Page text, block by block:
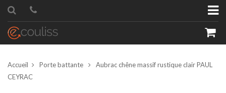
Accueil Porte battante
Aubrac chêne massif rustique clair PAUL
CEYRAC